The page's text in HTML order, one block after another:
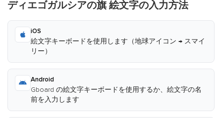
ディエゴガルシアの旗 絵文字の入力方法
iOS
絵文字キーボードを使用します（地球アイコン → スマイ
リー）
Android
Gboard の絵文字キーボードを使用するか、絵文字の名
前を入力します